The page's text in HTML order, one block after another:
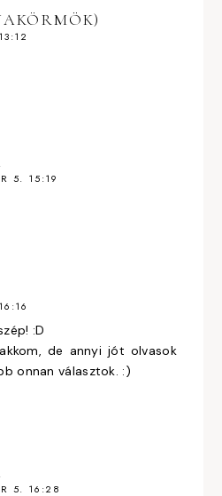
5. 15:19
:D
de annyi jót olvasok
onnan választok. :)
5. 16:28